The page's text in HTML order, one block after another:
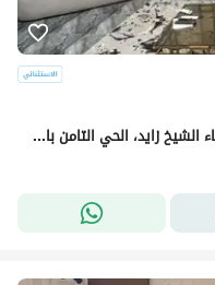
شقة فندقية مفروشة للإيجار في أرقى احياء الشيخ زايد، الحي التامن باقل سعر يومي قريبة من جميع الخدمات.